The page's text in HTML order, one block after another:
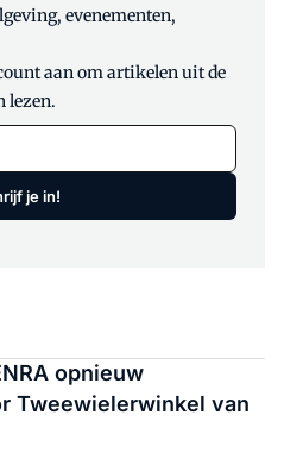
evenementen,
aan om artikelen uit de
lezen.
je in!
opnieuw
Tweewielerwinkel van